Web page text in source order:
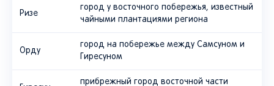
Ризе
город у восточного побережья, известный
чайными плантациями региона
Орду
город на побережье между Самсуном и
Гиресуном
прибрежный город восточной части